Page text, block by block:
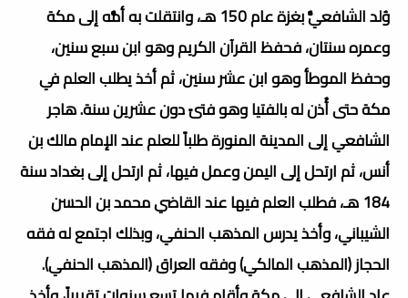
وُلد الشافعيُّ بغزة عام 150 هـ، وانتقلت به أمُّه إلى مكة
وعمره سنتان، فحفظ القرآن الكريم وهو ابن سبع سنين،
وحفظ الموطأ وهو ابن عشر سنين، ثم أخذ يطلب العلم في
مكة حتى أُذن له بالفتيا وهو فتىً دون عشرين سنة. هاجر
الشافعي إلى المدينة المنورة طلباً للعلم عند الإمام مالك بن
أنس، ثم ارتحل إلى اليمن وعمل فيها، ثم ارتحل إلى بغداد سنة
184 هـ، فطلب العلم فيها عند القاضي محمد بن الحسن
الشيباني، وأخذ يدرس المذهب الحنفي، وبذلك اجتمع له فقه
الحجاز (المذهب المالكي) وفقه العراق (المذهب الحنفي).